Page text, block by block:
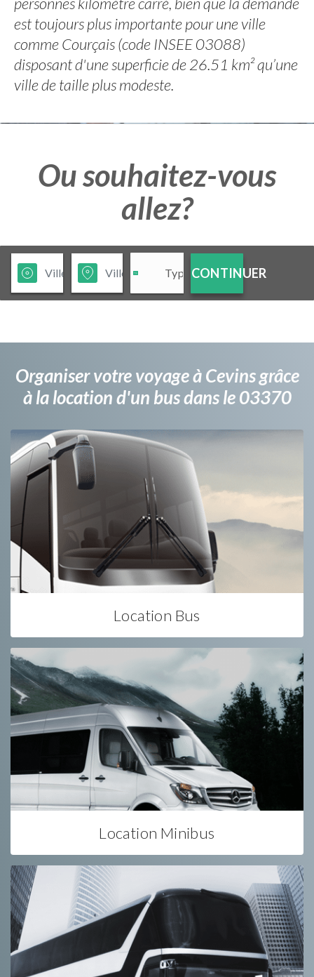
est toujours plus importante pour une ville
comme Courçais (code INSEE 03088)
disposant d'une superficie de 26.51 km² qu’une
ville de taille plus modeste.
Ou souhaitez-vous
allez?
CONTINUER
Organiser votre voyage à Cevins grâce
à la location d'un bus dans le 03370
Location Bus
Location Minibus